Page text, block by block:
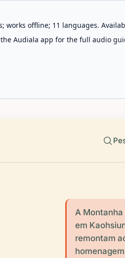
offline; 11 languages.
Audiala app for the full audio
A Montanha
em
remontam